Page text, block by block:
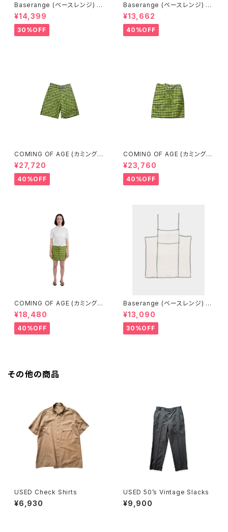
Baserange (ベースレンジ) PI
CTORIAL SKIRT (BLACK)
¥14,399
30%OFF
Baserange (ベースレンジ) C
ABLE PANTS (MARBLE BRO
WN)
¥13,662
40%OFF
COMING OF AGE (カミングオ
ブエイジ) FLARED SHORTS
（GINGHAM LIME/BLACK）
¥27,720
40%OFF
COMING OF AGE (カミングオ
ブエイジ) DRAWSTRING MID
I SKIRT（GINGHAM LIME/BL
ACK）
¥23,760
40%OFF
COMING OF AGE (カミングオ
ブエイジ) DRAWSTRING MIN
I SKIRT (GINGHAM LIME/BL
ACK）
¥18,480
40%OFF
Baserange (ベースレンジ) S
HOK SQUARE TOP (Off Wh
ite)
¥13,090
30%OFF
その他の商品
USED Check Shirts
¥6,930
USED 50’s Vintage Slacks
¥9,900